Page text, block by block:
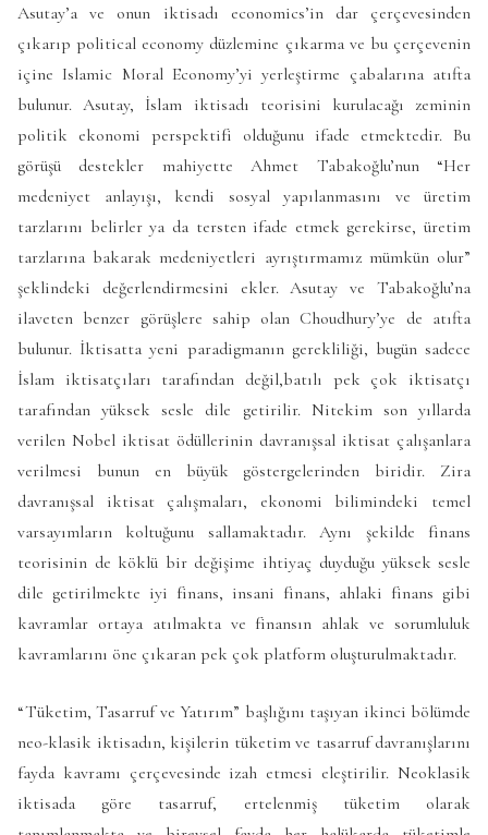
Asutay’a ve onun iktisadı economics’in dar çerçevesinden
çıkarıp political economy düzlemine çıkarma ve bu çerçevenin
içine Islamic Moral Economy’yi yerleştirme çabalarına atıfta
bulunur. Asutay, İslam iktisadı teorisini kurulacağı zeminin
politik ekonomi perspektifi olduğunu ifade etmektedir. Bu
görüşü destekler mahiyette Ahmet Tabakoğlu’nun “Her
medeniyet anlayışı, kendi sosyal yapılanmasını ve üretim
tarzlarını belirler ya da tersten ifade etmek gerekirse, üretim
tarzlarına bakarak medeniyetleri ayrıştırmamız mümkün olur”
şeklindeki değerlendirmesini ekler. Asutay ve Tabakoğlu’na
ilaveten benzer görüşlere sahip olan Choudhury’ye de atıfta
bulunur. İktisatta yeni paradigmanın gerekliliği, bugün sadece
İslam iktisatçıları tarafından değil,batılı pek çok iktisatçı
tarafından yüksek sesle dile getirilir. Nitekim son yıllarda
verilen Nobel iktisat ödüllerinin davranışsal iktisat çalışanlara
verilmesi bunun en büyük göstergelerinden biridir. Zira
davranışsal iktisat çalışmaları, ekonomi bilimindeki temel
varsayımların koltuğunu sallamaktadır. Aynı şekilde finans
teorisinin de köklü bir değişime ihtiyaç duyduğu yüksek sesle
dile getirilmekte iyi finans, insani finans, ahlaki finans gibi
kavramlar ortaya atılmakta ve finansın ahlak ve sorumluluk
kavramlarını öne çıkaran pek çok platform oluşturulmaktadır.
“Tüketim, Tasarruf ve Yatırım” başlığını taşıyan ikinci bölümde
neo-klasik iktisadın, kişilerin tüketim ve tasarruf davranışlarını
fayda kavramı çerçevesinde izah etmesi eleştirilir. Neoklasik
iktisada göre tasarruf, ertelenmiş tüketim olarak